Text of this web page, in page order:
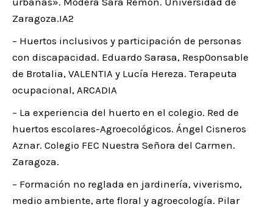
Zaragoza.IA2
– Huertos inclusivos y participación de personas
con discapacidad. Eduardo Sarasa, Resp0onsable
de Brotalia, VALENTIA y Lucía Hereza. Terapeuta
ocupacional, ARCADIA
– La experiencia del huerto en el colegio. Red de
huertos escolares-Agroecológicos. Ángel Cisneros
Aznar. Colegio FEC Nuestra Señora del Carmen.
Zaragoza.
– Formación no reglada en jardinería, viverismo,
medio ambiente, arte floral y agroecología. Pilar